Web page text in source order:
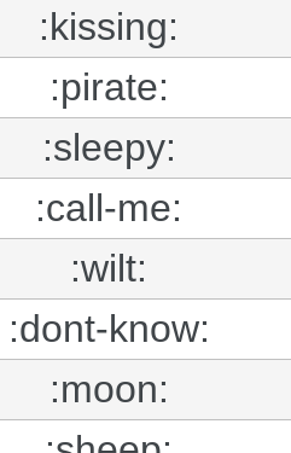
:kissing:
:pirate:
:sleepy:
:call-me:
:wilt:
:dont-know:
:moon: